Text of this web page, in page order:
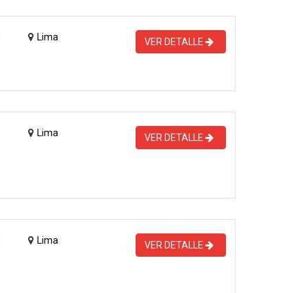
Lima VER DETALLE
Lima VER DETALLE
Lima VER DETALLE